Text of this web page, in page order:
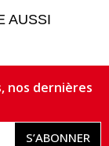
AUSSI
nos dernières
S’ABONNER